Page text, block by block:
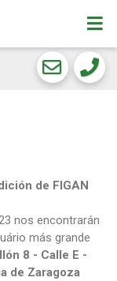
de FIGAN
nos encontrarán
más grande
8 - Calle E -
de Zaragoza
CKEW
cookies